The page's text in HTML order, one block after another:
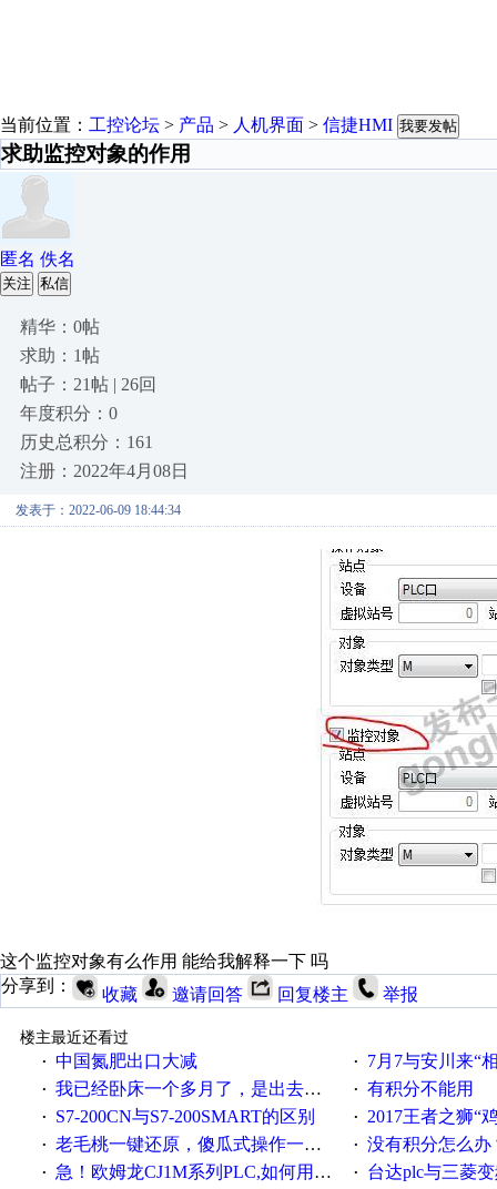
当前位置： 工控论坛 > 产品 > 人机界面 > 信捷HMI 我要发帖
求助监控对象的作用
匿名 佚名
关注 私信
精华：0帖
求助：1帖
帖子：21帖 | 26回
年度积分：0
历史总积分：161
注册：2022年4月08日
发表于：2022-06-09 18:44:34
这个监控对象有么作用 能给我解释一下 吗
分享到：
收藏 邀请回答 回复楼主 举报
楼主最近还看过
· 中国氮肥出口大减 · 7月7与安川来“
· 我已经卧床一个多月了，是出去安装机械手在高速遭遇车祸所致:大家工作都要特别注意啊 · 有积分不能用
· S7-200CN与S7-200SMART的区别 · 2017王者之狮“鸡”情签到
· 老毛桃一键还原，傻瓜式操作一键轻松备份还原；程序为向导式安装，一键即可实现自动备份或还原系统。 · 没有积分怎么办
· 急！欧姆龙CJ1M系列PLC,如何用时间控制变频器。要求时间在组态王中可以自由输入！拜托各位大神了！ · 台达plc与三菱